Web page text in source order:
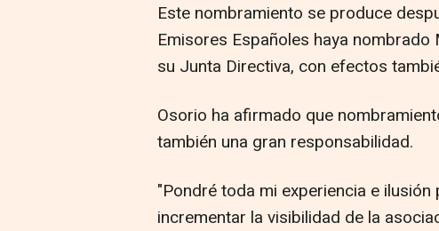
Este nombramiento se produce
Emisores Españoles haya
su Junta Directiva, con efectos
Osorio ha afirmado que
también una gran responsabilidad.
"Pondré toda mi experiencia e
incrementar la visibilidad de la